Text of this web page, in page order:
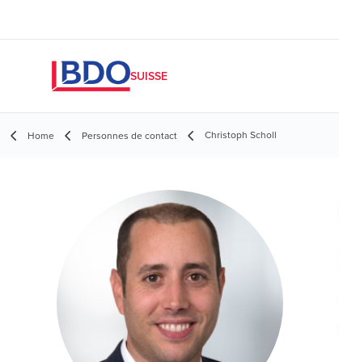
SUISSE
Home Personnes de contact Christoph Scholl